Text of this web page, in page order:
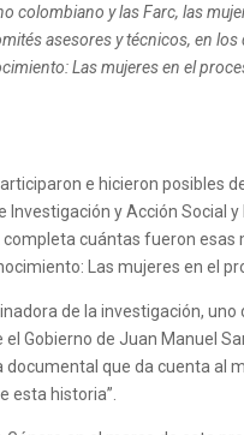
colombiano y las Farc, las
asesores y técnicos, en
Las mujeres en el
e hicieron posibles
Investigación y Acción Social
cuántas fueron
Las mujeres en el
de la investigación,
Gobierno de Juan Manuel
que da cuenta al
esta historia”.